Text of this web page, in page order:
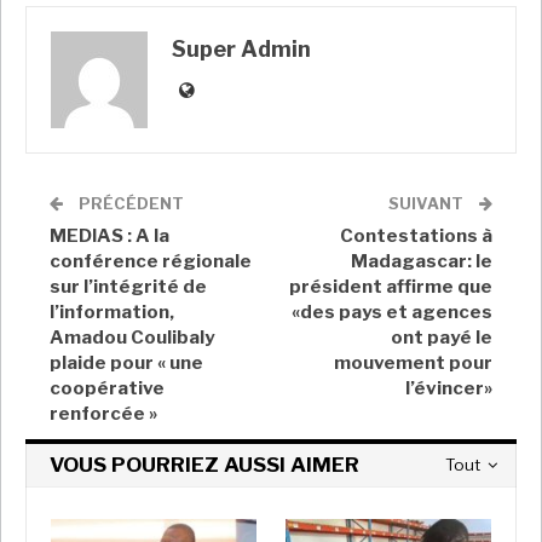
Super Admin Juil 18, 2026
Mines : en Tanzanie, 88% des achats ont été
CÔTE D’IVOIRE : AM’S préside l’investiture
Bienfaiteur de la ville de
Super Admin
PRÉCÉDENT
MEDIAS : A la
conférence régionale
sur l’intégrité de
l’information,
Amadou Coulibaly
plaide pour « une
coopérative
renforcée »
SUIVANT
Contestations à
Madagascar: le
président affirme que
«des pays et agences
ont payé le
mouvement pour
l’évincer»
Tout
VOUS POURRIEZ AUSSI AIMER